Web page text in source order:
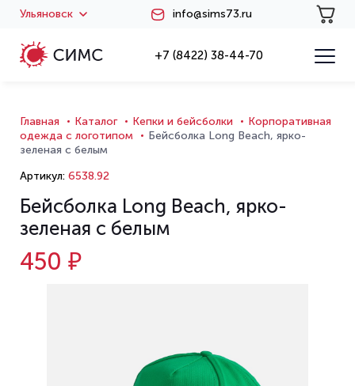
Ульяновск info@sims73.ru
+7 (8422) 38-44-70
Главная Каталог Кепки и бейсболки
Корпоративная
одежда с логотипом
Бейсболка Long Beach, ярко-
зеленая с белым
Артикул: 6538.92
Бейсболка Long Beach, ярко-
зеленая с белым
450 ₽